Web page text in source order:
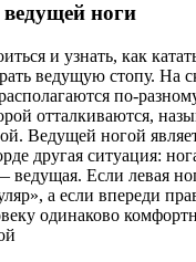
ноги
и узнать, как
ведущую стопу. На
по-
отталкиваются,
Ведущей ногой
другая ситуация:
ведущая. Если левая
а если впереди
одинаково